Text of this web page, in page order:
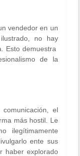
vendedor en un
no hay
Esto demuestra
de la
el
más hostil. Le
ilegítimamente
ente sus
haber explorado